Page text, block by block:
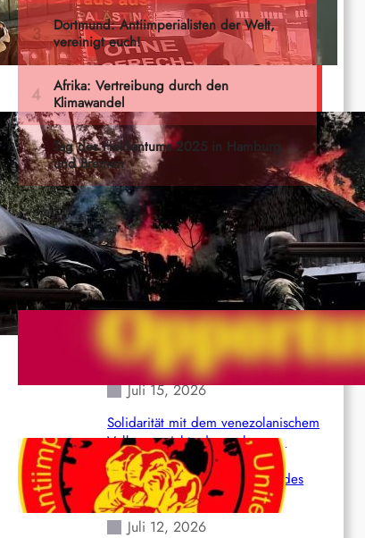
Letzte Dokumente
Nordkoordinierungskomitee (NCC)
der Kommunistischen Partei Indiens
(Maoistisch): Postmoderner
Opportunismus
Juli 15, 2026
Solidarität mit dem venezolanischem
Volk angesichts der verlorenen
Leben und der katastrophalen
Situation durch die Erdbeben des
24. Juni!
Juli 12, 2026